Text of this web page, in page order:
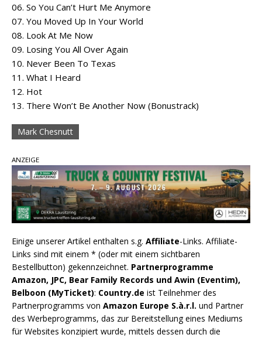
06. So You Can’t Hurt Me Anymore
07. You Moved Up In Your World
08. Look At Me Now
09. Losing You All Over Again
10. Never Been To Texas
11. What I Heard
12. Hot
13. There Won’t Be Another Now (Bonustrack)
Mark Chesnutt
ANZEIGE
Einige unserer Artikel enthalten s.g. Affiliate-Links. Affiliate-
Links sind mit einem * (oder mit einem sichtbaren
Bestellbutton) gekennzeichnet. Partnerprogramme
Amazon, JPC, Bear Family Records und Awin (Eventim),
Belboon (MyTicket): Country.de ist Teilnehmer des
Partnerprogramms von Amazon Europe S.à.r.l. und Partner
des Werbeprogramms, das zur Bereitstellung eines Mediums
für Websites konzipiert wurde, mittels dessen durch die